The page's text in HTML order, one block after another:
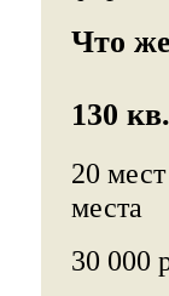
Что
130
20
места
30 000